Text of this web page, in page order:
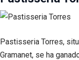
Pastisseria Torres,
Gramanet, se ha